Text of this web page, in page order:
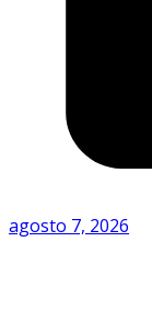
agosto 7, 2026